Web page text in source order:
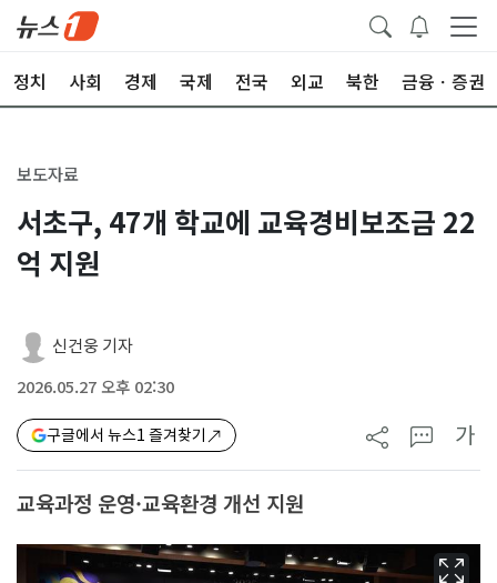
정치 사회 경제 국제 전국 외교 북한 금융ㆍ증권
보도자료
서초구, 47개 학교에 교육경비보조금 22
억 지원
신건웅 기자
2026.05.27 오후 02:30
구글에서 뉴스1 즐겨찾기 가
교육과정 운영·교육환경 개선 지원